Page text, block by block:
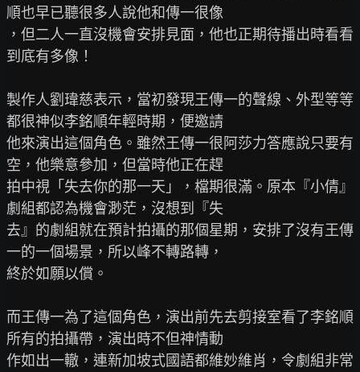
順也早已聽很多人說他和傳一很像
，但二人一直沒機會安排見面，他也正期待播出時看看
到底有多像！
製作人劉瑋慈表示，當初發現王傳一的聲線、外型等等
都很神似李銘順年輕時期，便邀請
他來演出這個角色。雖然王傳一很阿莎力答應說只要有
空，他樂意參加，但當時他正在趕
拍中視「失去你的那一天」，檔期很滿。原本『小倩』
劇組都認為機會渺茫，沒想到『失
去』的劇組就在預計拍攝的那個星期，安排了沒有王傳
一的一個場景，所以峰不轉路轉，
終於如願以償。
而王傳一為了這個角色，演出前先去剪接室看了李銘順
所有的拍攝帶，演出時不但神情動
作如出一轍，連新加坡式國語都維妙維肖，令劇組非常